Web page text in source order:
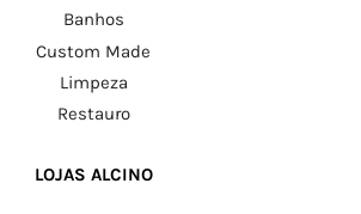
Banhos
Custom Made
Limpeza
Restauro
LOJAS ALCINO